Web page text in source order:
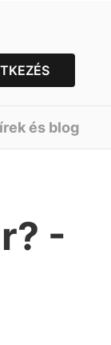
és blog
-